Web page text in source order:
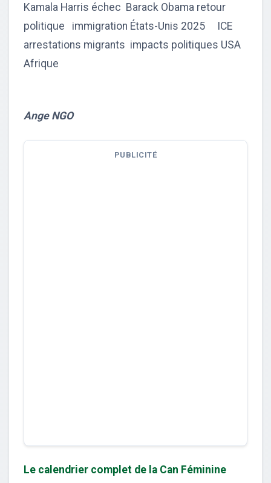
Kamala Harris échec Barack Obama retour
politique immigration États-Unis 2025 ICE
arrestations migrants impacts politiques USA
Afrique
Ange NGO
PUBLICITÉ
Le calendrier complet de la Can Féminine